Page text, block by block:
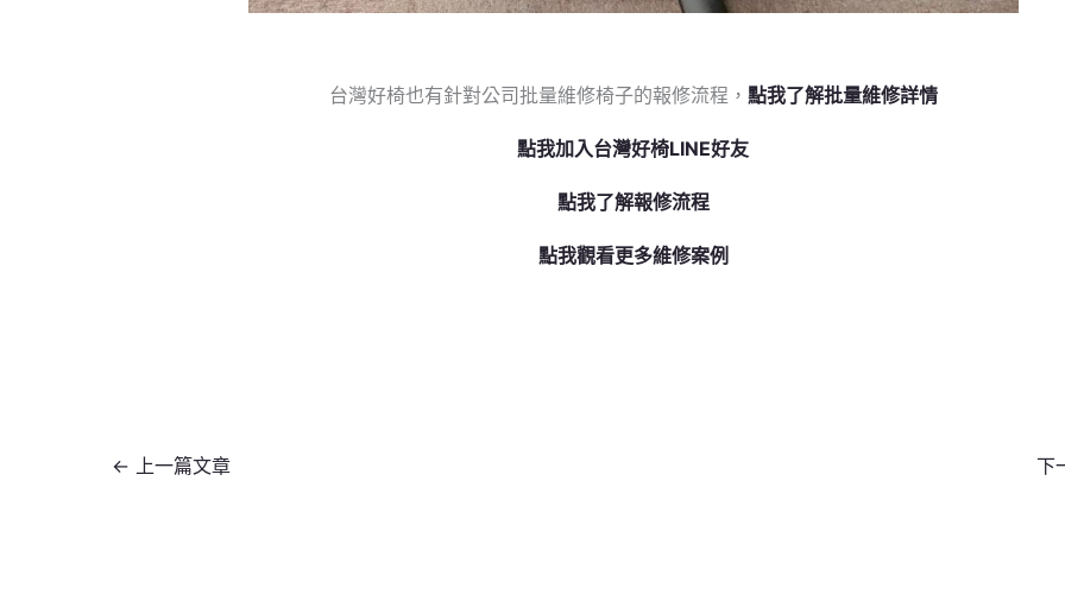
台灣好椅也有針對公司批量維修椅子的報修流程， 點我了解批量維修詳情
點我加入台灣好椅LINE好友
點我了解報修流程
點我觀看更多維修案例
← 上一篇文章 下